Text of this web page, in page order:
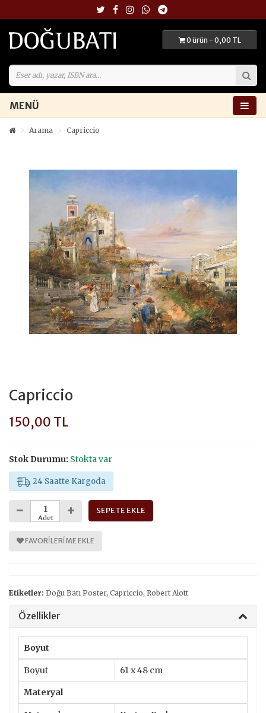
0 ürün - 0,00 TL
MENÜ
Arama Capriccio
Capriccio
150,00 TL
Stok Durumu: Stokta var
24 Saatte Kargoda
Adet
SEPETE EKLE
FAVORILERIME EKLE
Etiketler: Doğu Batı Poster, Capriccio, Robert Alott
Özellikler
Boyut
Boyut 61 x 48 cm
Materyal